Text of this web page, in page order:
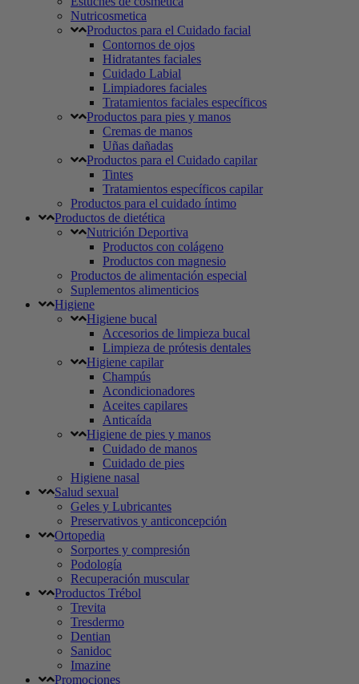
Nutricosmetica
Productos para el Cuidado facial
Contornos de ojos
Hidratantes faciales
Cuidado Labial
Limpiadores faciales
Tratamientos faciales específicos
Productos para pies y manos
Cremas de manos
Uñas dañadas
Productos para el Cuidado capilar
Tintes
Tratamientos específicos capilar
Productos para el cuidado íntimo
Productos de dietética
Nutrición Deportiva
Productos con colágeno
Productos con magnesio
Productos de alimentación especial
Suplementos alimenticios
Higiene
Higiene bucal
Accesorios de limpieza bucal
Limpieza de prótesis dentales
Higiene capilar
Champús
Acondicionadores
Aceites capilares
Anticaída
Higiene de pies y manos
Cuidado de manos
Cuidado de pies
Higiene nasal
Salud sexual
Geles y Lubricantes
Preservativos y anticoncepción
Ortopedia
Sorportes y compresión
Podología
Recuperación muscular
Productos Trébol
Trevita
Tresdermo
Dentian
Sanidoc
Imazine
Promociones